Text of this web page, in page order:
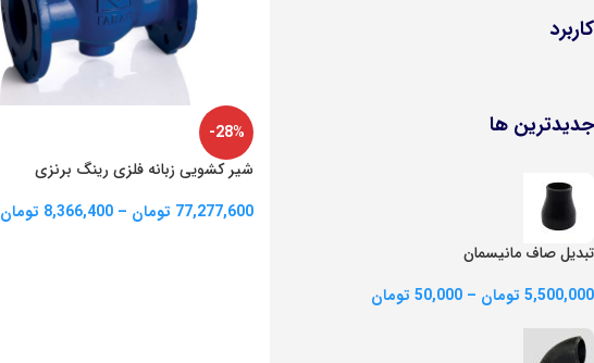
شیر یکطرفه (زبانه فلزی)
کاربرد
جدیدترین ها
تبدیل صاف مانیسمان
5,500,000 تومان –
50,000 تومان
-28%
شیر کشویی زبانه فلزی رینگ برنزی
77,277,600 تومان –
8,366,400 تومان